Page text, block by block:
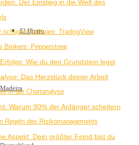
El Hierro
Madeira
Der Einstieg in die Welt des
richtigen Software: TradingView
Brokers: Pepperstone
Wie du den Grundstein legst
Das Herzstück deiner Arbeit
in der Chartanalyse
Warum 90% der Anfänger scheitern
Regeln des Risikomanagements
Aspekt: Dein größter Feind bist du